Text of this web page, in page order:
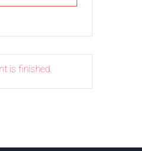
is finished.